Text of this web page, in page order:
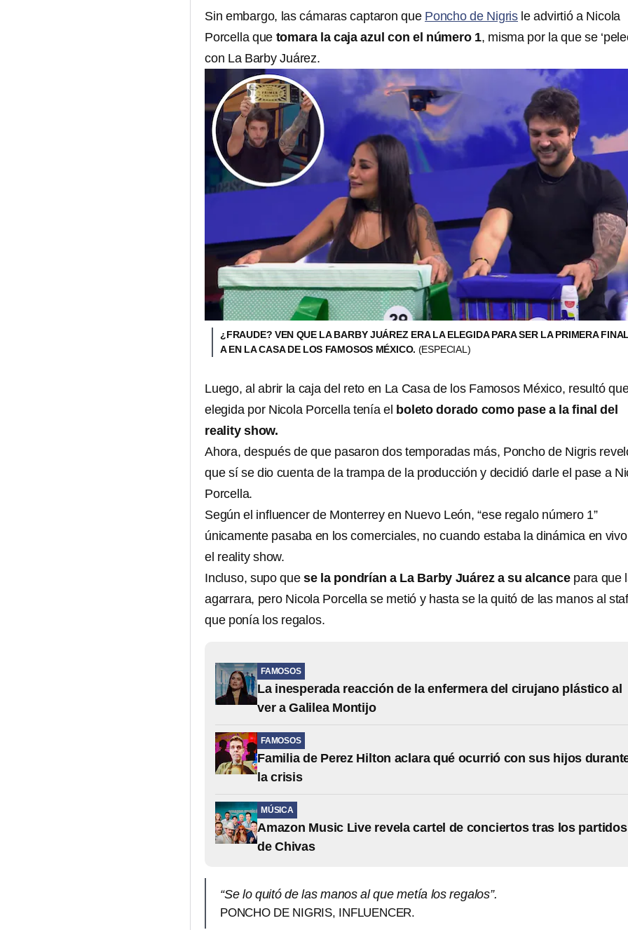
Sin embargo, las cámaras captaron que Poncho de Nigris le advirtió a Nicola
Porcella que tomara la caja azul con el número 1, misma por la que se
con La Barby Juárez.
¿FRAUDE? VEN QUE LA BARBY JUÁREZ ERA LA ELEGIDA PARA SER LA PRIMERA
A EN LA CASA DE LOS FAMOSOS MÉXICO. (ESPECIAL)
Luego, al abrir la caja del reto en La Casa de los Famosos México, resultó
elegida por Nicola Porcella tenía el boleto dorado como pase a la final del
reality show.
Ahora, después de que pasaron dos temporadas más, Poncho de Nigris
que sí se dio cuenta de la trampa de la producción y decidió darle el pase a
Porcella.
Según el influencer de Monterrey en Nuevo León, “ese regalo número 1”
únicamente pasaba en los comerciales, no cuando estaba la dinámica en
el reality show.
Incluso, supo quese la pondrían a La Barby Juárez a su alcancepara que
agarrara, pero Nicola Porcella se metió y hasta se la quitó de las manos al
que ponía los regalos.
FAMOSOS
La inesperada reacción de la enfermera del cirujano plástico al
ver a Galilea Montijo
FAMOSOS
Familia de Perez Hilton aclara qué ocurrió con sus hijos
la crisis
MÚSICA
Amazon Music Live revela cartel de conciertos tras los partidos
de Chivas
“Se lo quitó de las manos al que metía los regalos”.
PONCHO DE NIGRIS, INFLUENCER.